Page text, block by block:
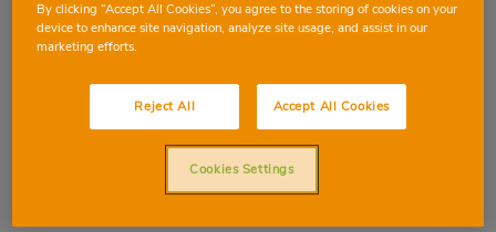
VER FOLLETO DIGITAL
LA VALL D'UIXÓ LA TRAVESSA
Ciutat de l'Alguer, 15. Polígono "La Travessa",
By clicking “Accept All Cookies”, you agree to the storing of cookies on your
device to enhance site navigation, analyze site usage, and assist in our
marketing efforts.
Reject All Accept All Cookies
Cookies Settings